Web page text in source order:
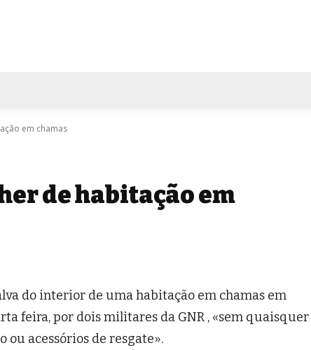
em chamas
de habitação em
do interior de uma habitação em chamas em
feira, por dois militares da GNR , «sem quaisquer
ou acessórios de resgate».